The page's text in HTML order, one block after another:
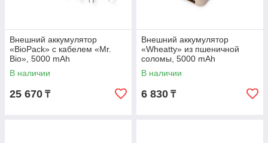
Внешний аккумулятор
«BioPack» c кабелем «Mr.
Bio», 5000 mAh
В наличии
25 670 ₸
Внешний аккумулятор
«Wheatty» из пшеничной
соломы, 5000 mAh
В наличии
6 830 ₸